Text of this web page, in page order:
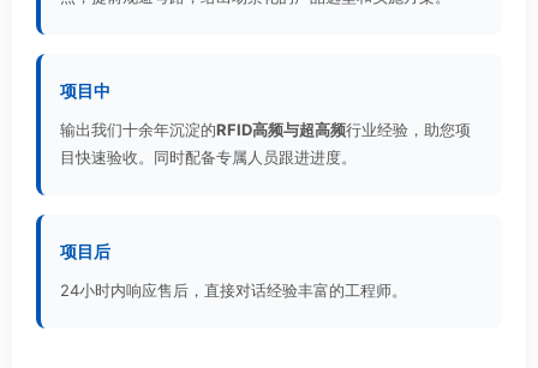
项目中
输出我们十余年沉淀的RFID高频与超高频行业经验，助您项
目快速验收。同时配备专属人员跟进进度。
项目后
24小时内响应售后，直接对话经验丰富的工程师。